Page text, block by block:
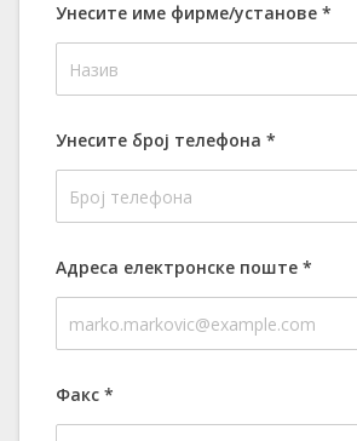
Унесите име фирме/установе *
Унесите број телефона *
Адреса електронске поште *
Факс *